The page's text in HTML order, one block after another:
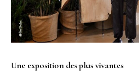
Une exposition des plus vivantes